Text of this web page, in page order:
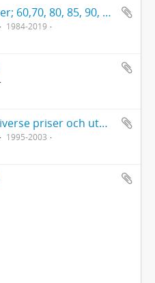
Födelsedagsgratulationer; 60,70, 80, 85, 90, och 95 år
1984-2019
Gratulationer m.m till diverse priser och utmärkelser
1995-2003